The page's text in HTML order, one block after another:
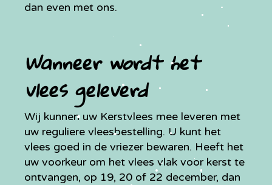
dan even met ons.
Wanneer wordt het
vlees geleverd
Wij kunnen uw Kerstvlees mee leveren met
uw reguliere vleesbestelling. U kunt het
vlees goed in de vriezer bewaren. Heeft het
uw voorkeur om het vlees vlak voor kerst te
ontvangen, op 19, 20 of 22 december, dan